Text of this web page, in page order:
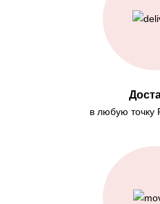
в любую точку